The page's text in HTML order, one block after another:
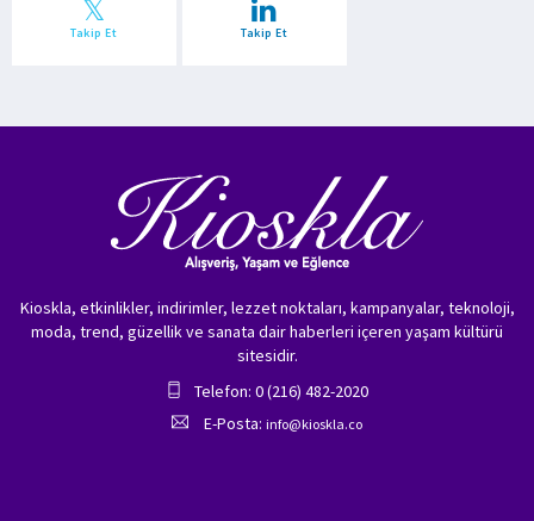
Takip Et Takip Et
Kioskla, etkinlikler, indirimler, lezzet noktaları, kampanyalar, teknoloji,
moda, trend, güzellik ve sanata dair haberleri içeren yaşam kültürü
sitesidir.
Telefon: 0 (216) 482-2020
E-Posta: info@kioskla.co